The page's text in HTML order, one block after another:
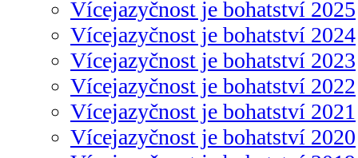
Vícejazyčnost je bohatství 2025
Vícejazyčnost je bohatství 2024
Vícejazyčnost je bohatství 2023
Vícejazyčnost je bohatství 2022
Vícejazyčnost je bohatství 2021
Vícejazyčnost je bohatství 2020